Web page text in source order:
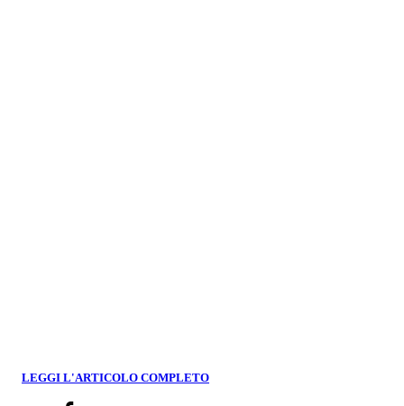
LEGGI L'ARTICOLO COMPLETO